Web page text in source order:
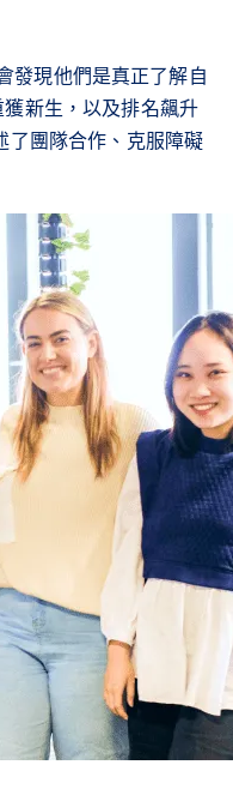
發現他們是真正了解自
新生，以及排名飆升
了團隊合作、克服障礙